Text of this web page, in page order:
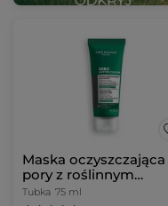
Maska oczyszczająca
pory z roślinnym
węglem 75 ml
Tubka 75 ml